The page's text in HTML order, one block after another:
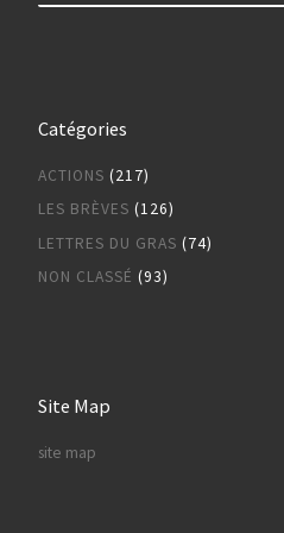
Catégories
ACTIONS (217)
LES BRÈVES (126)
LETTRES DU GRAS (74)
NON CLASSÉ (93)
Site Map
site map